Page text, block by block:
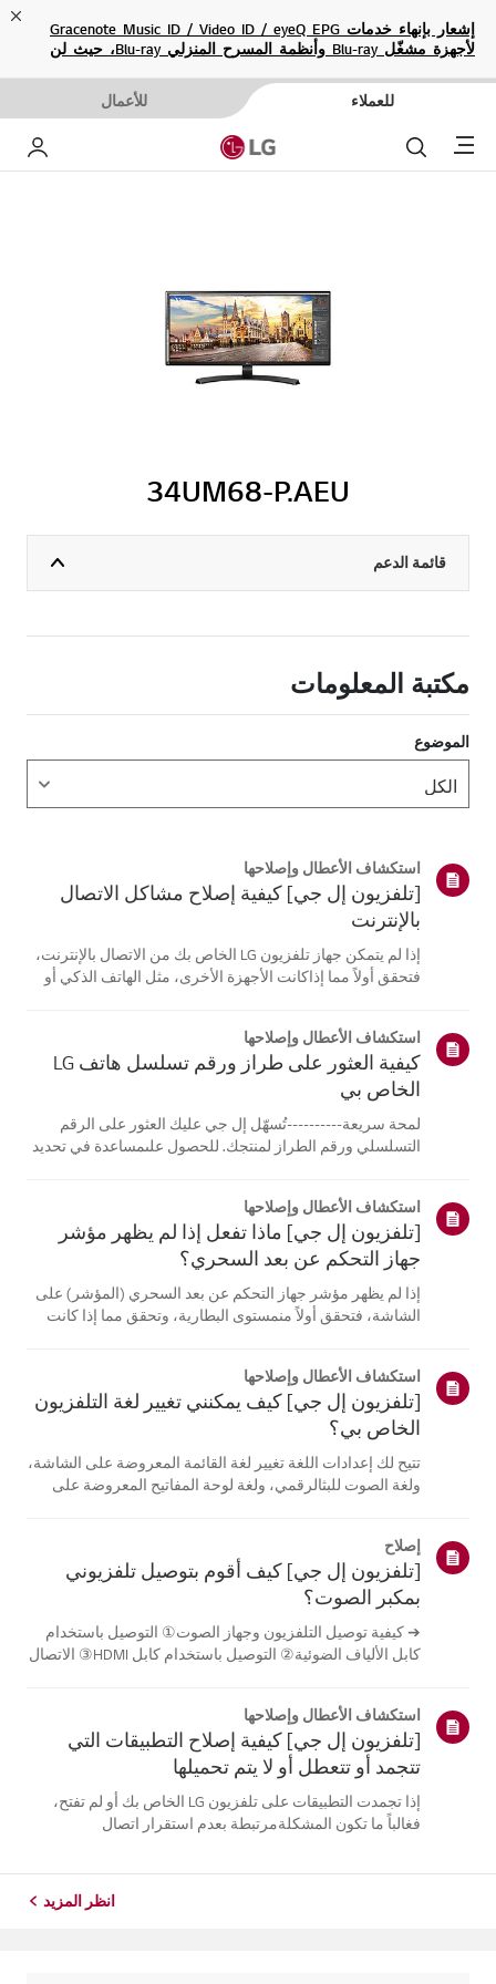
إشعار بإنهاء خدمات Gracenote Music ID / Video ID / eyeQ EPG
لأجهزة مشغّل Blu-ray وأنظمة المسرح المنزلي Blu-ray، حيث لن
للعملاء للأعمال
Menu بحث
34UM68-P.AEU
قائمة الدعم
مكتبة المعلومات
الموضوع
استكشاف الأعطال وإصلاحها
[تلفزيون إل جي] كيفية إصلاح مشاكل الاتصال
بالإنترنت
إذا لم يتمكن جهاز تلفزيون LG الخاص بك من الاتصال بالإنترنت،
فتحقق أولاً مما إذاكانت الأجهزة الأخرى، مثل الهاتف الذكي أو
تكمن في جها...
استكشاف الأعطال وإصلاحها
كيفية العثور على طراز ورقم تسلسل هاتف LG
الخاص بي
لمحة سريعة----------تُسهّل إل جي عليك العثور على الرقم
التسلسلي ورقم الطراز لمنتجك. للحصول علىمساعدة في تحديد
تختلف الصور أو ا...
استكشاف الأعطال وإصلاحها
[تلفزيون إل جي] ماذا تفعل إذا لم يظهر مؤشر
جهاز التحكم عن بعد السحري؟
إذا لم يظهر مؤشر جهاز التحكم عن بعد السحري (المؤشر) على
الشاشة، فتحقق أولاً منمستوى البطارية، وتحقق مما إذا كانت
التلفزيون. أعد تسج...
استكشاف الأعطال وإصلاحها
[تلفزيون إل جي] كيف يمكنني تغيير لغة التلفزيون
الخاص بي؟
تتيح لك إعدادات اللغة تغيير لغة القائمة المعروضة على الشاشة،
ولغة الصوت للبثالرقمي، ولغة لوحة المفاتيح المعروضة على
نظام التشغيل web...
إصلاح
[تلفزيون إل جي] كيف أقوم بتوصيل تلفزيوني
بمكبر الصوت؟
➔ كيفية توصيل التلفزيون وجهاز الصوت① التوصيل باستخدام
كابل الألياف الضوئية② التوصيل باستخدام كابل HDMI③ الاتصال
باستخدام كابل ا...
استكشاف الأعطال وإصلاحها
[تلفزيون إل جي] كيفية إصلاح التطبيقات التي
تتجمد أو تتعطل أو لا يتم تحميلها
إذا تجمدت التطبيقات على تلفزيون LG الخاص بك أو لم تفتح،
فغالباً ما تكون المشكلةمرتبطة بعدم استقرار اتصال
انظر المزيد